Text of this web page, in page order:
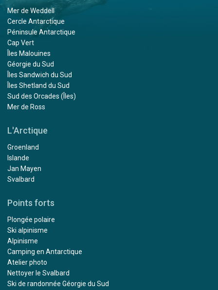
Mer de Weddell
Cercle Antarctique
Péninsule Antarctique
Cap Vert
Îles Malouines
Géorgie du Sud
Îles Sandwich du Sud
Îles Shetland du Sud
Sud des Orcades (Îles)
Mer de Ross
L'Arctique
Groenland
Islande
Jan Mayen
Svalbard
Points forts
Plongée polaire
Ski alpinisme
Alpinisme
Camping en Antarctique
Atelier photo
Nettoyer le Svalbard
Ski de randonnée Géorgie du Sud